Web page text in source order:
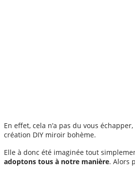
En effet, cela n’a pas du vous échapper,
création DIY miroir bohème.
Elle à donc été imaginée tout
adoptons tous à notre manière. Alors